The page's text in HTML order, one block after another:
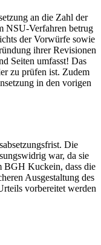
an die Zahl der
NSU-Verfahren betrug
der Vorwürfe sowie
ihrer Revisionen
Seiten umfasst! Das
zu prüfen ist. Zudem
in den vorigen
Die
war, da sie
BGH Kuckein, dass die
Ausgestaltung des
vorbereitet werden